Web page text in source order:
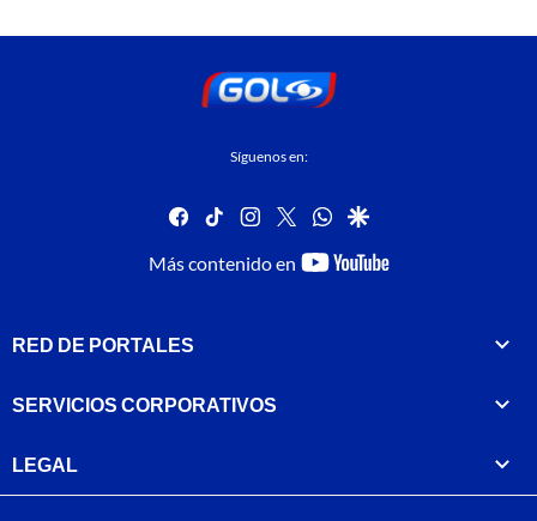
Síguenos en:
facebook
tiktok instagram
twitterwhatsapp
google
Más contenido en
youtube-
RED DE PORTALES
SERVICIOS CORPORATIVOS
LEGAL